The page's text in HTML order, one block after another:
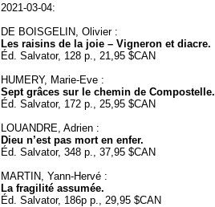
2021-03-04:
DE BOISGELIN, Olivier :
Les raisins de la joie – Vigneron et diacre.
Éd. Salvator, 128 p., 21,95 $CAN
HUMERY, Marie-Eve :
Sept grâces sur le chemin de Compostelle.
Éd. Salvator, 172 p., 25,95 $CAN
LOUANDRE, Adrien :
Dieu n’est pas mort en enfer.
Éd. Salvator, 348 p., 37,95 $CAN
MARTIN, Yann-Hervé :
La fragilité assumée.
Éd. Salvator, 186p p., 29,95 $CAN